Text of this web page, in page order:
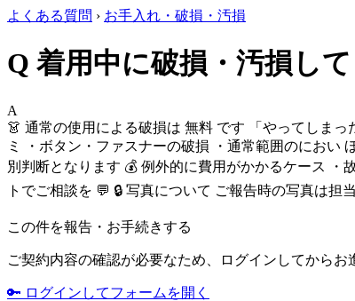
よくある質問 › お手入れ・破損・汚損
Q 着用中に破損・汚損し
A
👗 通常の使用による破損は 無料 です 「やってしま
ミ ・ボタン・ファスナーの破損 ・通常範囲のにおい
別判断となります 💰 例外的に費用がかかるケース
トでご相談を 💬 🔒 写真について ご報告時の写真は
この件を報告・お手続きする
ご契約内容の確認が必要なため、ログインしてからお
🔑 ログインしてフォームを開く